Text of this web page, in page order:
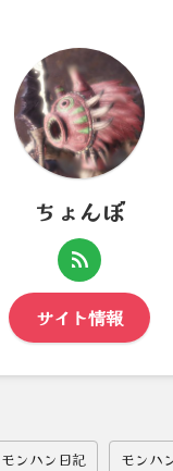
ちょんぼ
サイト情報
ンハン日記 モンハ